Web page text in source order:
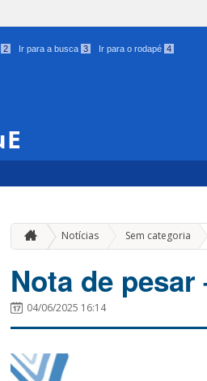
2 Ir para a busca 3 Ir para o rodapé 4
Notícias Sem categoria »
Nota de
04/06/2025 16:14